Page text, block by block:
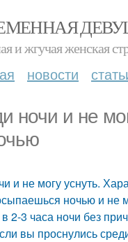
и жгучая женская
новости
ночи и не
и не могу уснуть.
ночью и не
2-3 часа ночи без
вы проснулись